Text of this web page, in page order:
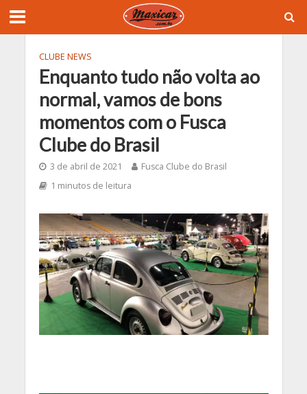
CLUBE NEWS
Enquanto tudo não volta ao
normal, vamos de bons
momentos com o Fusca
Clube do Brasil
3 de abril de 2021
Fusca Clube do Brasil
1 minutos de leitura